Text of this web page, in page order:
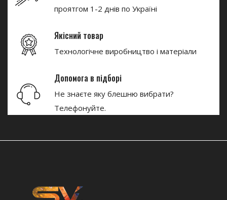
проятгом 1-2 днів по Україні
Якісний товар
Технологічне виробництво і матеріали
Допомога в підборі
Не знаєте яку блешню вибрати?
Телефонуйте.